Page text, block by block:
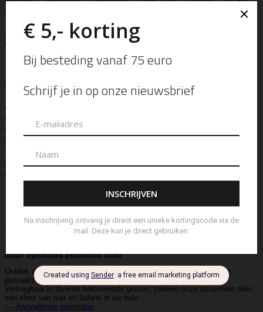
100% katoen
Acetaat
Buffelhoorn Edelstaal
(30 micron)
Parelmoer Teddy Zwaar Verzilverd
(15 micron)
Soort
Accessoires
Armband Armbandje Aroma Diffuser
Bowlingtas
Brillen Etui Bumbag Business Bag
Clutch
Creditcard Houder Creditcard Wallet
de Parfum
Bodywash
Handschoen
Tasje
Mills
Sleuteletui Sleutelhanger
Stolp
Strap Tas Telefoontasje Textiel & Roomspray
Toilettas
Tote Bag
Travel Trigger Weekendtas
Wierookstokjes
Zeep
water oplosbare essentiële oliën
Ontdek de puurheid en het welzijn die onze essentiële oliën bieden,
gemaakt met natuurlijke ingrediënten van de hoogste kwaliteit.
Verkrijgbaar in diverse betoverende geuren, creëren onze essentiële oliën
een sfeer van rust en balans in uw huis.
Aanvullende informatie